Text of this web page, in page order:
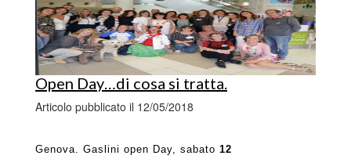
Open Day…di cosa si tratta.
Articolo pubblicato il 12/05/2018
Genova. Gaslini open Day, sabato 12